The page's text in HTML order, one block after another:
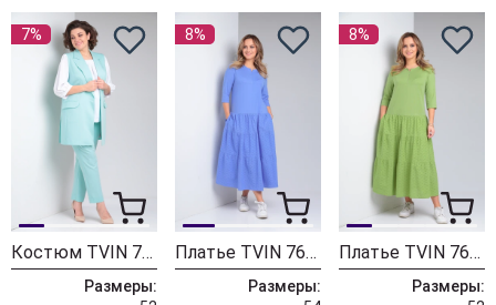
7%
Костюм TVIN 7689 мята
Размеры:
8%
Платье TVIN 7685 голубой
Размеры:
8%
Платье TVIN 7685 салат
Размеры: